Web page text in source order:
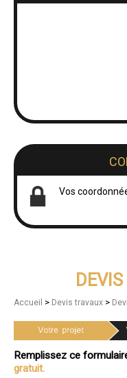
Vos
Accueil > Devis travaux >
Remplissez ce
gratuit.